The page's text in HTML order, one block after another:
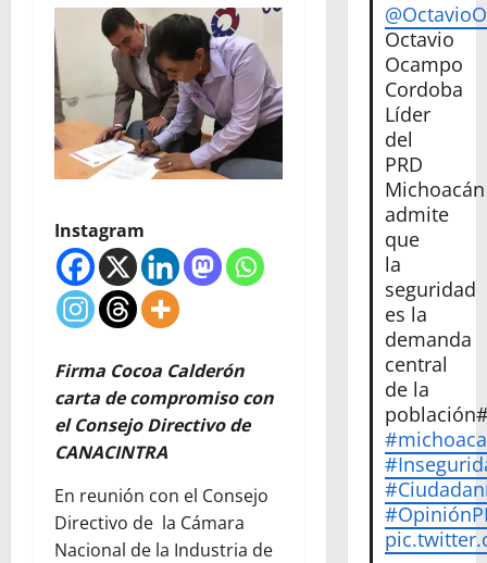
Instagram
Firma Cocoa Calderón
carta de compromiso con
el Consejo Directivo de
CANACINTRA
En reunión con el Consejo
Directivo de la Cámara
Nacional de la Industria de
Octavio
Ocampo
Cordoba
Líder
del
PRD
Michoacán
admite
que
la
seguridad
es la
demanda
central
de la